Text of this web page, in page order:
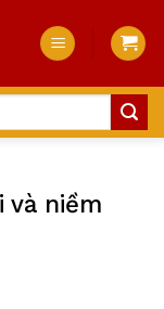
và niềm